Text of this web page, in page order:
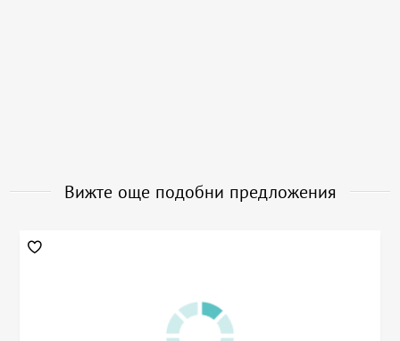
Вижте още подобни предложения